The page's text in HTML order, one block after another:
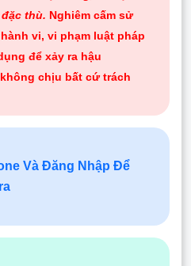
thù. Nghiêm cấm sử
vi, vi phạm luật pháp
để xảy ra hậu
chịu bất cứ trách
Và Đăng Nhập Để